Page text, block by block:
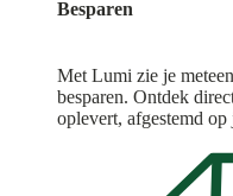
Besparen
Met Lumi zie je
besparen. Ontdek
oplevert, afgestemd